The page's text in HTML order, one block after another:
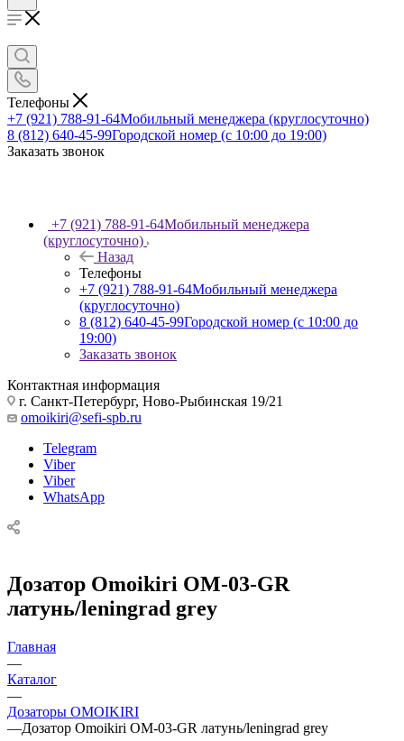
Телефоны
+7 (921) 788-91-64Мобильный менеджера (круглосуточно)
8 (812) 640-45-99Городской номер (с 10:00 до 19:00)
Заказать звонок
+7 (921) 788-91-64Мобильный менеджера
(круглосуточно)
Назад
Телефоны
+7 (921) 788-91-64Мобильный менеджера
(круглосуточно)
8 (812) 640-45-99Городской номер (с 10:00 до
19:00)
Заказать звонок
Контактная информация
г. Санкт-Петербург, Ново-Рыбинская 19/21
omoikiri@sefi-spb.ru
Telegram
Viber
Viber
WhatsApp
Дозатор Omoikiri OM-03-GR
латунь/leningrad grey
Главная
—
Каталог
—
Дозаторы OMOIKIRI
—Дозатор Omoikiri OM-03-GR латунь/leningrad grey